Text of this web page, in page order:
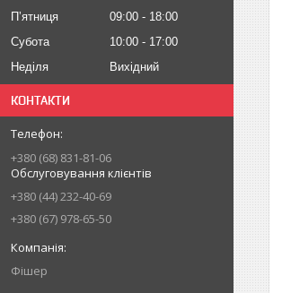
Пʼятниця
09:00
18:00
Субота
10:00
17:00
Неділя
Вихідний
КОНТАКТИ
+380 (68) 831-81-06
Обслуговування клієнтів
+380 (44) 232-40-69
+380 (67) 978-65-50
Фішер